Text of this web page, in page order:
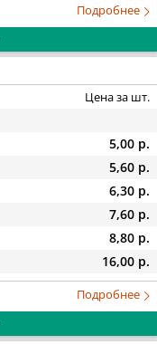
Подробнее
Цена за шт.
5,00 р.
5,60 р.
6,30 р.
7,60 р.
8,80 р.
16,00 р.
Подробнее